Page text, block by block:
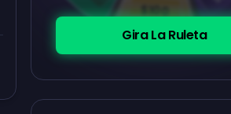
Gira La Ruleta
$100